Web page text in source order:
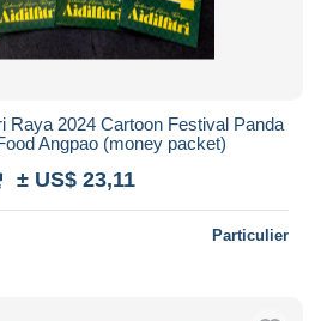
Raya 2024 Cartoon Festival Panda
Angpao (money packet)
± US$ 23,11
Particulier